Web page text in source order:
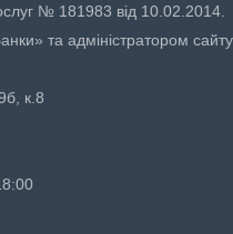
№ 181983 від 10.02.2014.
та адміністратором
к.8